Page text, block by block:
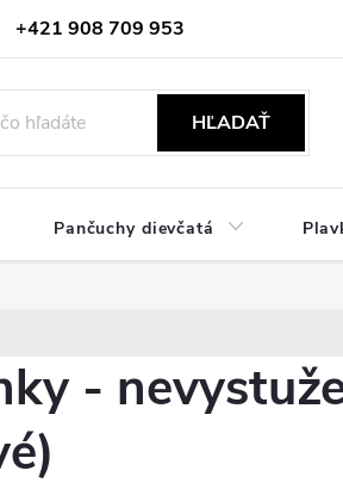
+421 908 709 953
objednavky@ibielizen.sk
HĽADAŤ
Pančuchy dievčatá
-